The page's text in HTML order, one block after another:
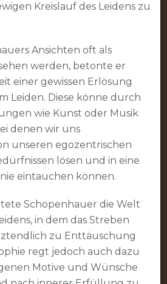
Kreislauf des Leidens zu
Ansichten oft als
werden, betonte er
einer gewissen Erlösung
Leiden. Diese könne durch
wie Kunst oder Musik
denen wir uns
unseren egozentrischen
lösen und in eine
eintauchen können.
Schopenhauer die Welt
in dem das Streben
zu Enttäuschung
regt jedoch auch dazu
Motive und Wünsche